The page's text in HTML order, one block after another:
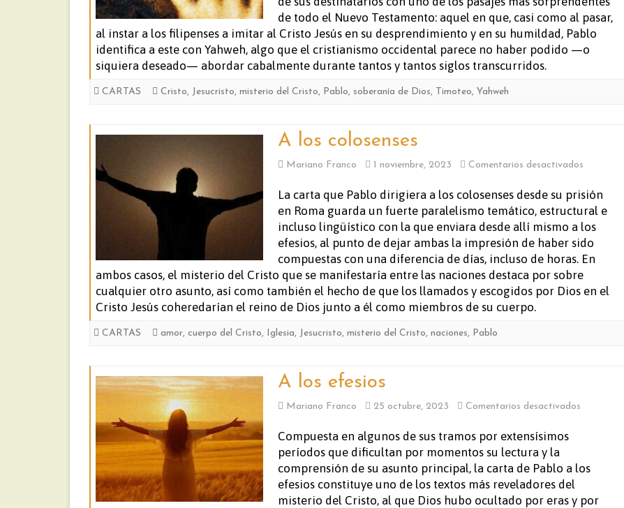
de todo el Nuevo Testamento: aquel en que, casi como al pasar,
al instar a los filipenses a imitar al Cristo Jesús en su desprendimiento y en su humildad, Pablo
identifica a este con Yahweh, algo que el cristianismo occidental parece no haber podido —o
siquiera deseado— abordar cabalmente durante tantos y tantos siglos transcurridos.
CARTAS Cristo, Jesucristo, misterio del Cristo, Pablo, soberanía de Dios, Timoteo, Yahweh
A los colosenses
Mariano Franco 1 noviembre, 2023 Comentarios desactivados
A
los
colosenses
La carta que Pablo dirigiera a los colosenses desde su prisión
en Roma guarda un fuerte paralelismo temático, estructural e
incluso lingüístico con la que enviara desde allí mismo a los
efesios, al punto de dejar ambas la impresión de haber sido
compuestas con una diferencia de días, incluso de horas. En
ambos casos, el misterio del Cristo que se manifestaría entre las naciones destaca por sobre
cualquier otro asunto, así como también el hecho de que los llamados y escogidos por Dios en el
Cristo Jesús coheredarían el reino de Dios junto a él como miembros de su cuerpo.
CARTAS amor, cuerpo del Cristo, Iglesia, Jesucristo, misterio del Cristo, naciones, Pablo
A los efesios
Mariano Franco 25 octubre, 2023 Comentarios desactivados
Compuesta en algunos de sus tramos por extensísimos
períodos que dificultan por momentos su lectura y la
comprensión de su asunto principal, la carta de Pablo a los
efesios constituye uno de los textos más reveladores del
misterio del Cristo, al que Dios hubo ocultado por eras y por